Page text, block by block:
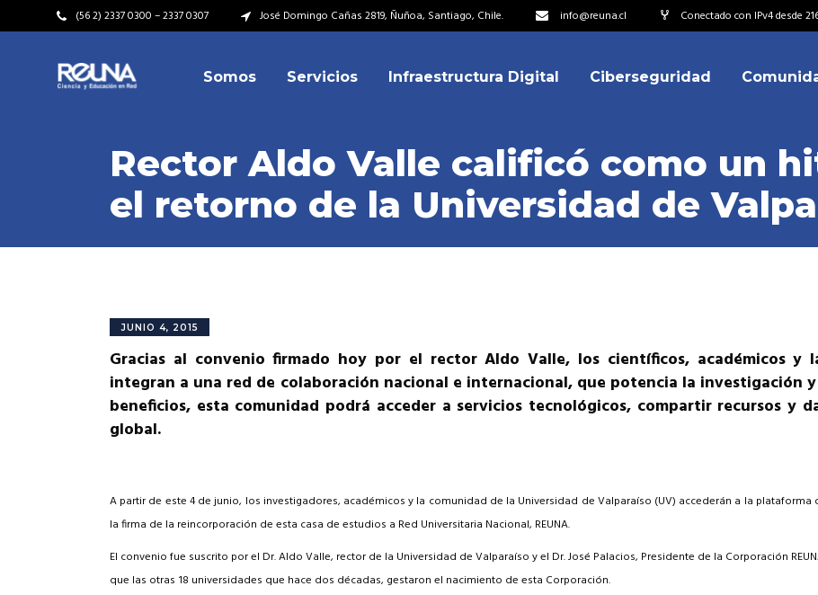
(56 2) 2337 0300 – 2337 0307 José Domingo Cañas 2819, Ñuñoa, Santiago, Chile. info@reuna.cl Conectado con IPv4 desde
Somos
Video Institucional
Plan Estratégico
Valores
Historia
Kit de Identidad
Cumplimiento Legal
Miembros
Acuerdos de Colaboración
Representantes
Institucionales
Servicios Infraestructura Digital Ciberseguridad
Video Institucional
Misión – Visión
Valores
Cumplimiento Legal
Miembros
Directorio
Equipo
Rector Aldo Valle calificó como un
el retorno de la Universidad de
JUNIO 4, 2015
Gracias al convenio firmado hoy por el rector Aldo Valle, los científicos, académicos y
integran a una red de colaboración nacional e internacional, que potencia la investigación
beneficios, esta comunidad podrá acceder a servicios tecnológicos, compartir recursos y
global.
A partir de este 4 de junio, los investigadores, académicos y la comunidad de la Universidad de Valparaíso (UV) accederán a la
la firma de la reincorporación de esta casa de estudios a Red Universitaria Nacional, REUNA.
El convenio fue suscrito por el Dr. Aldo Valle, rector de la Universidad de Valparaíso y el Dr. José Palacios, Presidente de la Corporación
que las otras 18 universidades que hace dos décadas, gestaron el nacimiento de esta Corporación.